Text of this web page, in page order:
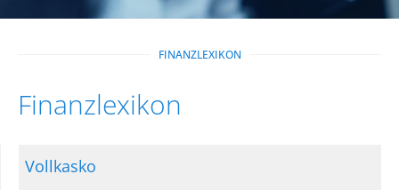
FINANZLEXIKON
Finanzlexikon
Vollkasko